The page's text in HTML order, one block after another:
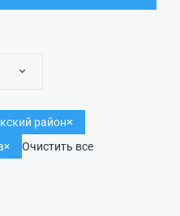
район
Очистить все